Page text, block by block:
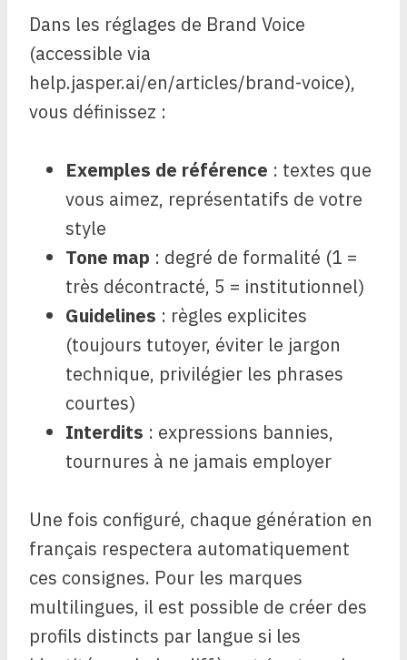
Dans les réglages de Brand Voice
(accessible via
help.jasper.ai/en/articles/brand-voice),
vous définissez :
Exemples de référence : textes que
vous aimez, représentatifs de votre
style
Tone map : degré de formalité (1 =
très décontracté, 5 = institutionnel)
Guidelines : règles explicites
(toujours tutoyer, éviter le jargon
technique, privilégier les phrases
courtes)
Interdits : expressions bannies,
tournures à ne jamais employer
Une fois configuré, chaque génération en
français respectera automatiquement
ces consignes. Pour les marques
multilingues, il est possible de créer des
profils distincts par langue si les